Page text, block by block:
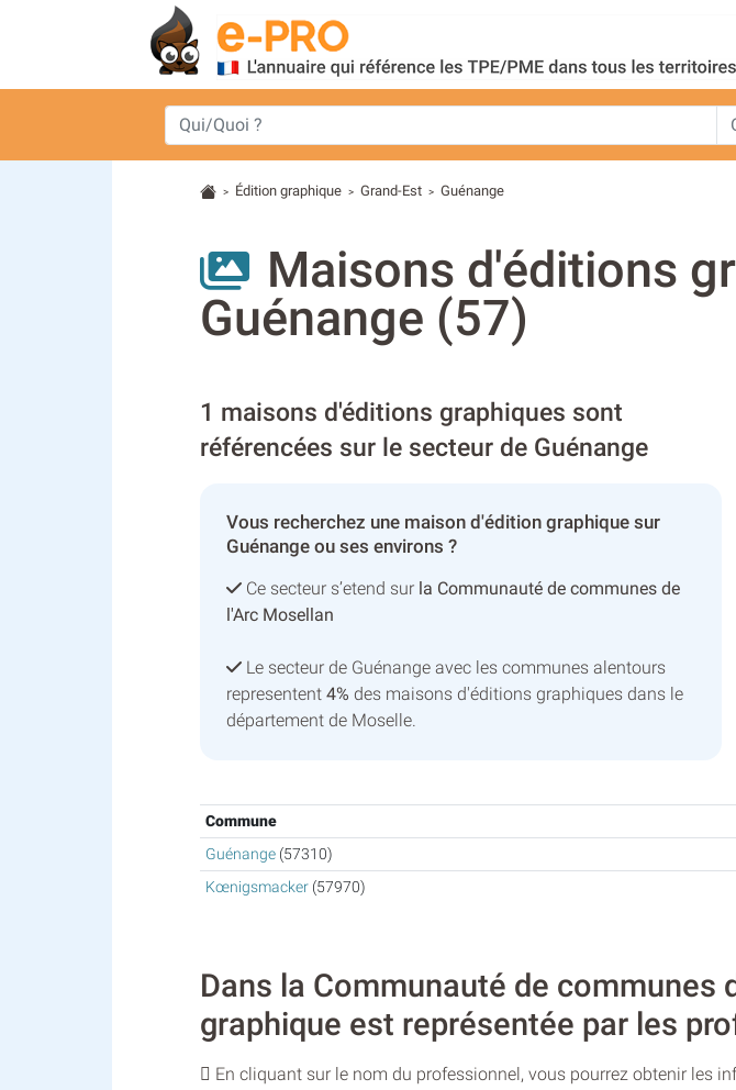
> Édition graphique > Grand-Est > Guénange
Maisons d'éditions
Guénange (57)
1 maisons d'éditions graphiques sont
référencées sur le secteur de Guénange
Vous recherchez une maison d'édition graphique sur
Guénange ou ses environs ?
Ce secteur s’etend sur la Communauté de communes de
l'Arc Mosellan
Le secteur de Guénange avec les communes alentours
representent 4% des maisons d'éditions graphiques dans le
département de Moselle.
Commune
Guénange(57310)
Kœnigsmacker(57970)
Dans la Communauté de communes
graphique est représentée par les
En cliquant sur le nom du professionnel, vous pourrez obtenir les